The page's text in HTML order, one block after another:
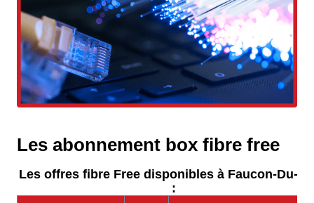
Les abonnement box fibre free
Les offres fibre Free disponibles à Faucon-Du-
: